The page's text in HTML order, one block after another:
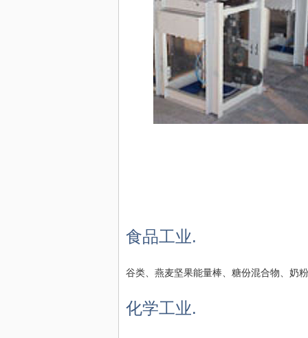
食品工业.
谷类、燕麦坚果能量棒、糖份混合物、奶
化学工业.